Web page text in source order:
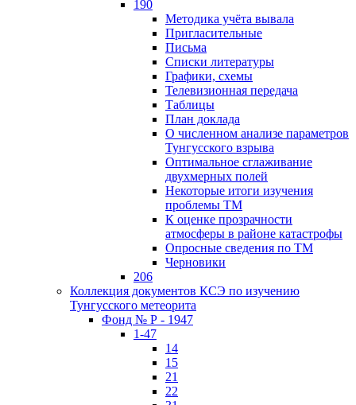
190
Методика учёта вывала
Пригласительные
Письма
Списки литературы
Графики, схемы
Телевизионная передача
Таблицы
План доклада
О численном анализе параметров
Тунгусского взрыва
Оптимальное сглаживание
двухмерных полей
Некоторые итоги изучения
проблемы ТМ
К оценке прозрачности
атмосферы в районе катастрофы
Опросные сведения по ТМ
Черновики
206
Коллекция документов КСЭ по изучению
Тунгусского метеорита
Фонд № Р - 1947
1-47
14
15
21
22